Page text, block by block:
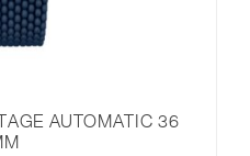
AUTOMATIC 36